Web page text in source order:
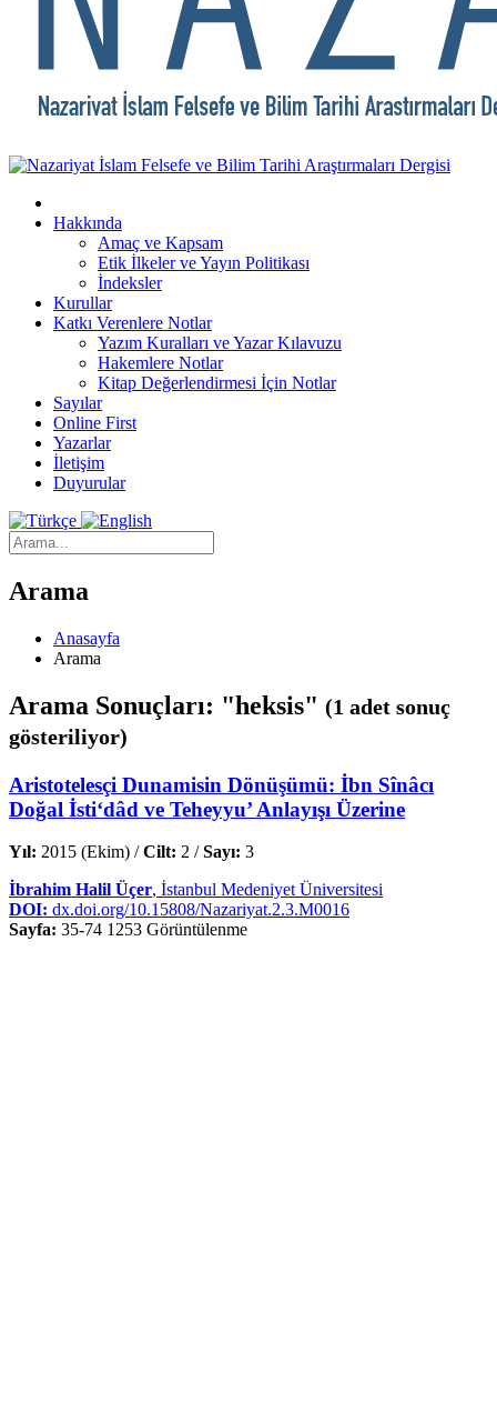
Hakkında
Amaç ve Kapsam
Etik İlkeler ve Yayın Politikası
İndeksler
Kurullar
Katkı Verenlere Notlar
Yazım Kuralları ve Yazar Kılavuzu
Hakemlere Notlar
Kitap Değerlendirmesi İçin Notlar
Sayılar
Online First
Yazarlar
İletişim
Duyurular
Arama
Anasayfa
Arama
Arama Sonuçları: "heksis" (1 adet sonuç
gösteriliyor)
Aristotelesçi Dunamisin Dönüşümü: İbn Sînâcı
Doğal İsti‘dâd ve Teheyyu’ Anlayışı Üzerine
Yıl: 2015 (Ekim) /Cilt: 2 /Sayı: 3
İbrahim Halil Üçer, İstanbul Medeniyet Üniversitesi
DOI: dx.doi.org/10.15808/Nazariyat.2.3.M0016
Sayfa: 35-74 1253 Görüntülenme